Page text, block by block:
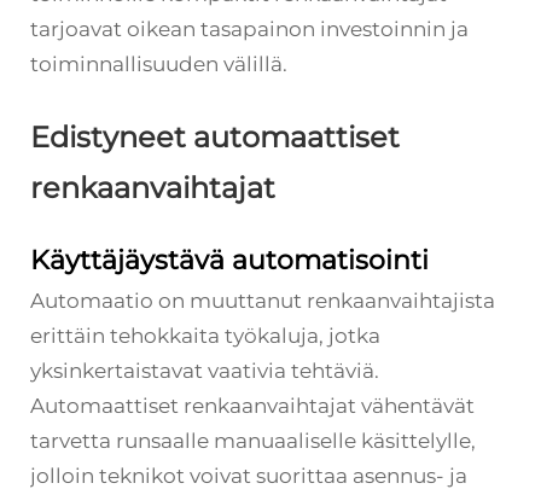
tarjoavat oikean tasapainon investoinnin ja
toiminnallisuuden välillä.
Edistyneet automaattiset
renkaanvaihtajat
Käyttäjäystävä automatisointi
Automaatio on muuttanut renkaanvaihtajista
erittäin tehokkaita työkaluja, jotka
yksinkertaistavat vaativia tehtäviä.
Automaattiset renkaanvaihtajat vähentävät
tarvetta runsaalle manuaaliselle käsittelylle,
jolloin teknikot voivat suorittaa asennus- ja